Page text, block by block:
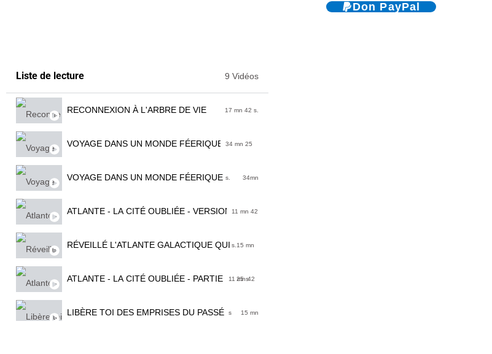
Don PayPal
Liste de lecture 9 Vidéos
RECONNEXION À L'ARBRE DE VIE 17 mn 42 s.
VOYAGE DANS UN MONDE FÉERIQUE 34 mn 25
s.
VOYAGE DANS UN MONDE FÉERIQUE 34mn
ATLANTE - LA CITÉ OUBLIÉE - VERSION DOUCE
11 mn 42
s.
RÉVEILLÉ L'ATLANTE GALACTIQUE QUI EN TOI - PARTIE 2
15 mn
25 s
ATLANTE - LA CITÉ OUBLIÉE - PARTIE 111 mn 42
s
LIBÈRE TOI DES EMPRISES DU PASSÉ 15 mn